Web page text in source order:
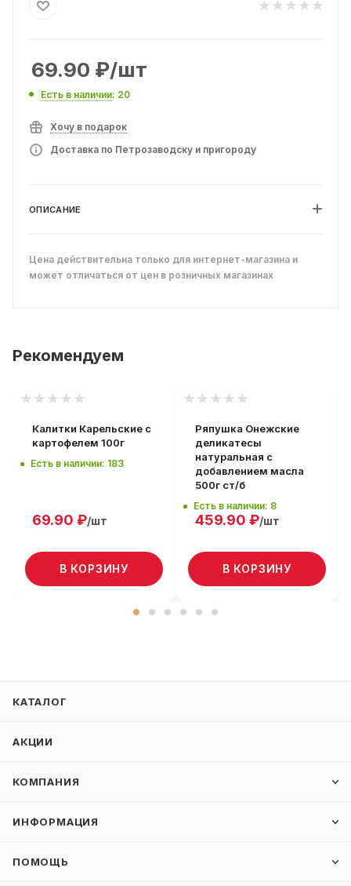
69.90 ₽/шт
Есть в наличии: 20
Хочу в подарок
Доставка по Петрозаводску и пригороду
ОПИСАНИЕ
Цена действительна только для интернет-магазина и
может отличаться от цен в розничных магазинах
Рекомендуем
Калитки Карельские с
картофелем 100г
Есть в наличии: 183
69.90 ₽/шт
В КОРЗИНУ
Ряпушка Онежские
деликатесы
натуральная с
добавлением масла
500г ст/б
Есть в наличии: 8
459.90 ₽/шт
В КОРЗИНУ
КАТАЛОГ
АКЦИИ
КОМПАНИЯ
ИНФОРМАЦИЯ
ПОМОЩЬ